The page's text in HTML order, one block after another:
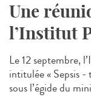
Une
l’Institut
Le 12 septembre,
intitulée « Sepsis
sous l’égide du